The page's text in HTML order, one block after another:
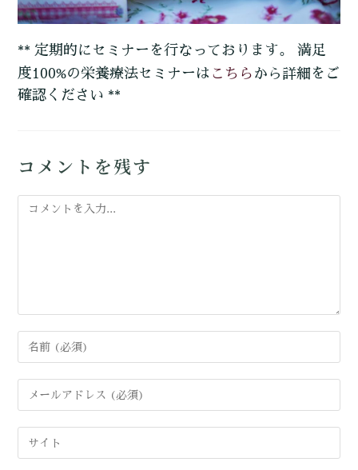
** 定期的にセミナーを行なっております。 満足
度100%の栄養療法セミナーは こちら から詳細をご
確認ください **
コメントを残す